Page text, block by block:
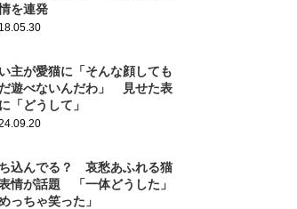
を連発
主が愛猫に「そんな顔しても
遊べないんだわ」 見せた表
「どうして」
込んでる？ 哀愁あふれる猫
情が話題 「一体どうした」
めっちゃ笑った」